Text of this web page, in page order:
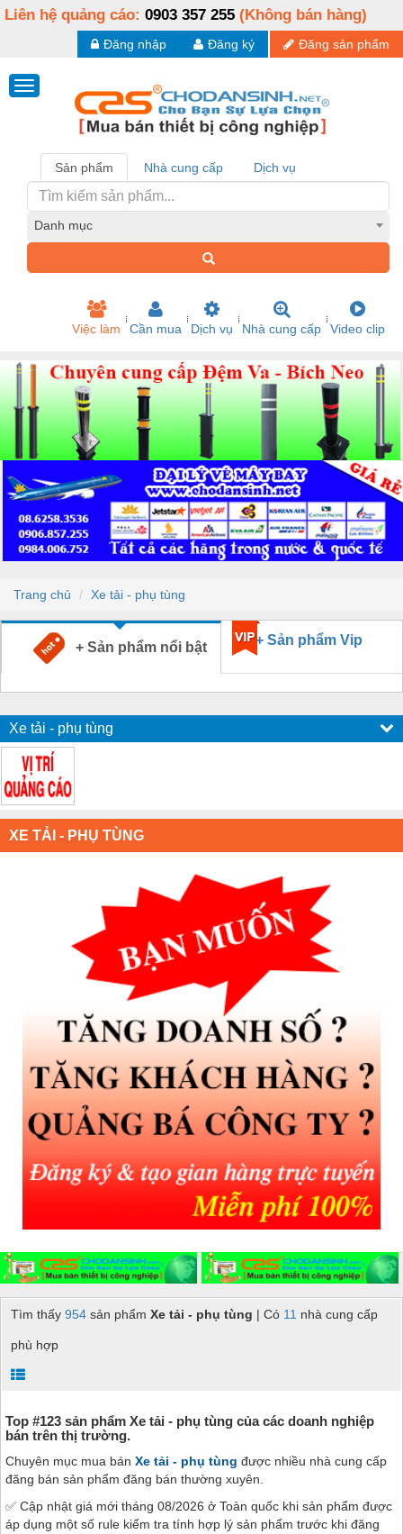
Liên hệ quảng cáo: 0903 357 255 (Không bán hàng)
Đăng sản phẩm
Đăng ký
Đăng nhập
Sản phẩm Nhà cung cấp Dịch vụ
Danh mục
Việc làm Cần mua Dịch vụ Nhà cung cấp Video clip
Trang chủ Xe tải - phụ tùng
+ Sản phẩm nổi bật + Sản phẩm Vip
Xe tải - phụ tùng
XE TẢI - PHỤ TÙNG
Tìm thấy 954 sản phẩm Xe tải - phụ tùng | Có 11 nhà cung cấp
phù hợp
Top #123 sản phẩm Xe tải - phụ tùng của các doanh nghiệp
bán trên thị trường.
Chuyên mục mua bán Xe tải - phụ tùng được nhiều nhà cung cấp
đăng bán sản phẩm đăng bán thường xuyên.
✅ Cập nhật giá mới tháng 08/2026 ở Toàn quốc khi sản phẩm được
áp dụng một số rule kiểm tra tính hợp lý sản phẩm trước khi đăng